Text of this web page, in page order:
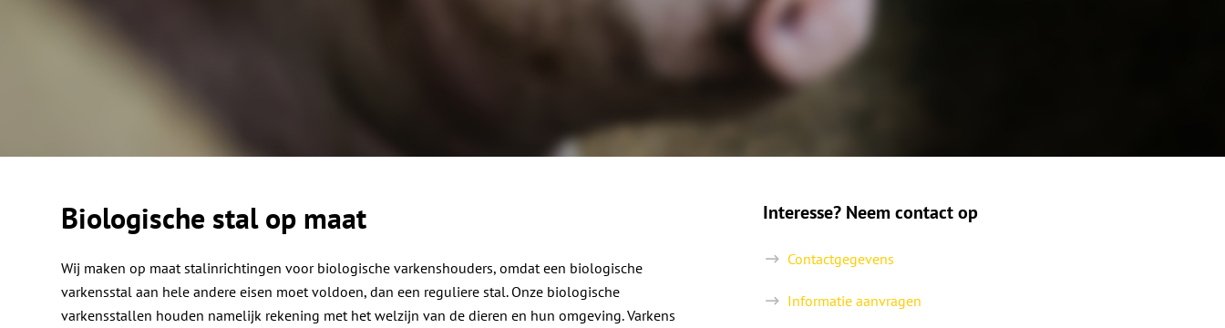
Biologische stal op maat
Wij maken op maat stalinrichtingen voor biologische varkenshouders, omdat een biologische
varkensstal aan hele andere eisen moet voldoen, dan een reguliere stal. Onze biologische
varkensstallen houden namelijk rekening met het welzijn van de dieren en hun omgeving. Varkens
Interesse? Neem contact op
Contactgegevens
Informatie aanvragen